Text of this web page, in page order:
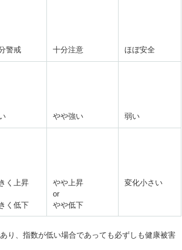
警戒 十分注意 ほぼ安全
やや強い 弱い
く上昇
く低下
やや上昇
or
やや低下
変化小さい
り、指数が低い場合であっても必ずしも健康被害